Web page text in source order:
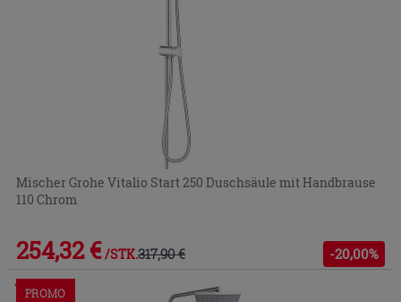
Mischer Grohe Vitalio Start 250 Duschsäule mit Handbrause
110 Chrom
254,32 € /STK.317,90 € -20,00%
Im Geschäft oder über den Kundenservice bestellbar
PROMO